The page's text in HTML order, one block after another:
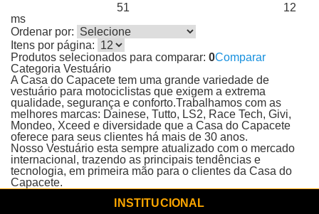
51
12
ms
Ordenar por:
Itens por página:
Produtos selecionados para comparar: 0Comparar
Categoria Vestuário
A Casa do Capacete tem uma grande variedade de
vestuário para motociclistas que exigem a extrema
qualidade, segurança e conforto.Trabalhamos com as
melhores marcas: Dainese, Tutto, LS2, Race Tech, Givi,
Mondeo, Xceed e diversidade que a Casa do Capacete
oferece para seus clientes há mais de 30 anos.
Nosso Vestuário esta sempre atualizado com o mercado
internacional, trazendo as principais tendências e
tecnologia, em primeira mão para o clientes da Casa do
Capacete.
INSTITUCIONAL